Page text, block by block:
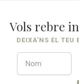
Vols rebre
DEIXA’NS EL